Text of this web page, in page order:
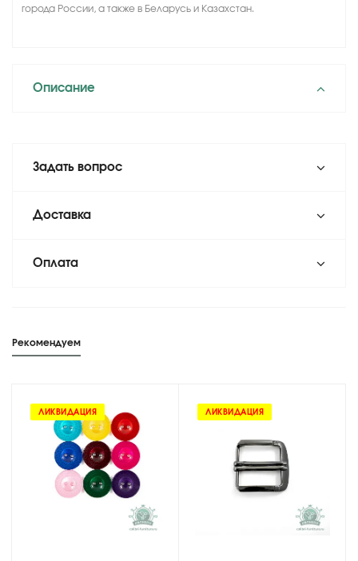
города России, а также в Беларусь и Казахстан.
Описание
Задать вопрос
Доставка
Оплата
Рекомендуем
ЛИКВИДАЦИЯ ЛИКВИДАЦИЯ